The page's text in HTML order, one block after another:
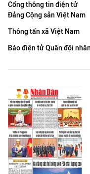
Cổng thông tin điện tử
Đảng Cộng sản Việt Nam
Thông tấn xã Việt Nam
Báo điện tử Quân đội